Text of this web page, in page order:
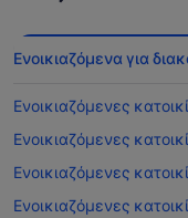
Ενοικιαζόμενα για
Ενοικιαζόμενες
Ενοικιαζόμενες
Ενοικιαζόμενες
Ενοικιαζόμενες